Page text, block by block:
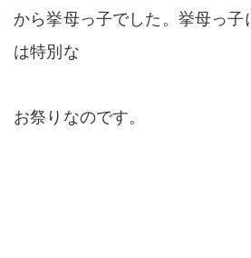
から挙母っ子でした。挙母っ子
は特別な
お祭りなのです。